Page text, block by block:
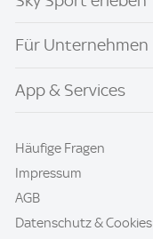
Für Unternehmen
App & Services
Häufige Fragen
Impressum
AGB
Datenschutz & Cookies